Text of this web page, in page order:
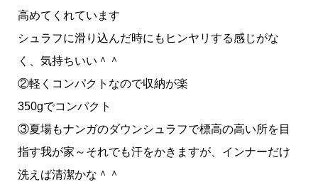
高めてくれています
シュラフに滑り込んだ時にもヒンヤリする感じがな
く、気持ちいい＾＾
②軽くコンパクトなので収納が楽
350gでコンパクト
③夏場もナンガのダウンシュラフで標高の高い所を目
指す我が家～それでも汗をかきますが、インナーだけ
洗えば清潔かな＾＾